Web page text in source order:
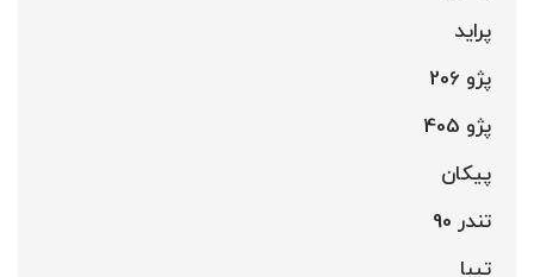
پراید
پژو 206
پژو 405
پیکان
تندر 90
تیبا